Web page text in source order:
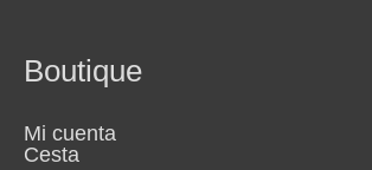
Boutique
Mi cuenta
Cesta